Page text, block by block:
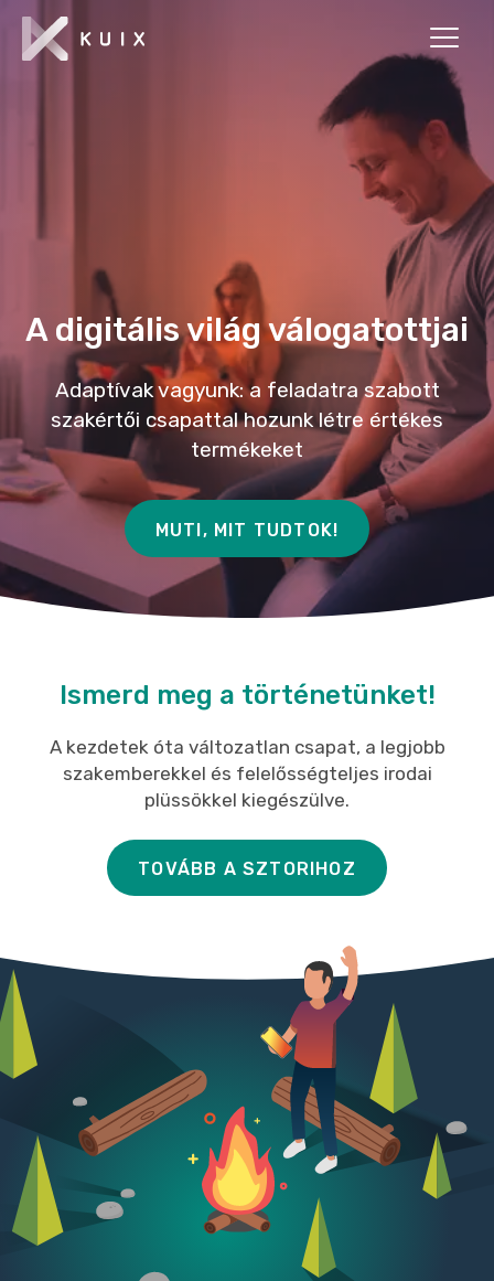
A digitális világ válogatottjai
Adaptívak vagyunk: a feladatra szabott
szakértői csapattal hozunk létre értékes
termékeket
MUTI, MIT TUDTOK!
Ismerd meg a történetünket!
A kezdetek óta változatlan csapat, a legjobb
szakemberekkel és felelősségteljes irodai
plüssökkel kiegészülve.
TOVÁBB A SZTORIHOZ